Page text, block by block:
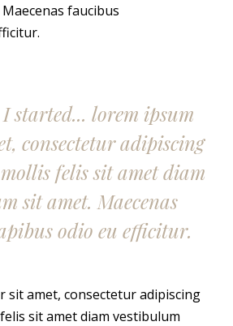
faucibus
I started... lorem ipsum
consectetur adipiscing
felis sit amet diam
sit amet. Maecenas
odio eu efficitur.
sit amet, consectetur adipiscing
sit amet diam vestibulum